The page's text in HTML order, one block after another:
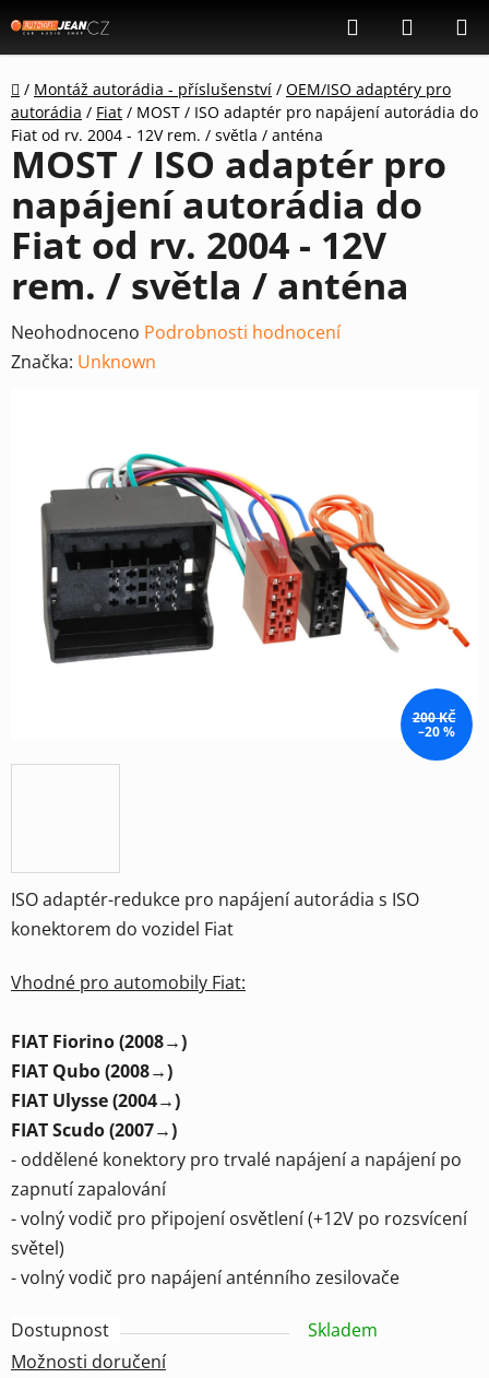
na
obsah
Hledat
KOŠÍK
Domů
/ Montáž autorádia - příslušenství / OEM/ISO adaptéry pro
autorádia / Fiat / MOST / ISO adaptér pro napájení autorádia do
Fiat od rv. 2004 - 12V rem. / světla / anténa
ISO adaptér-redukce pro napájení autorádia s ISO
konektorem do vozidel Fiat
Vhodné pro automobily Fiat:
FIAT Fiorino (2008→)
FIAT Qubo (2008→)
FIAT Ulysse (2004→)
FIAT Scudo (2007→)
- oddělené konektory pro trvalé napájení a napájení po
zapnutí zapalování
- volný vodič pro připojení osvětlení (+12V po rozsvícení
světel)
- volný vodič pro napájení anténního zesilovače
Dostupnost
Skladem
Možnosti doručení
MOST / ISO adaptér pro
napájení autorádia do
Fiat od rv. 2004 - 12V
rem. / světla / anténa
Průměrné
hodnocení
hvězdiček.
Neohodnoceno Podrobnosti hodnocení
Značka: Unknown
200 KČ
–20 %